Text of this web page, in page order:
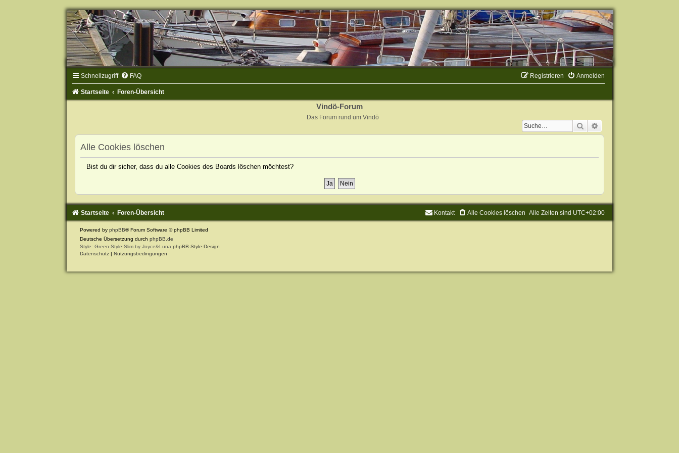
Schnellzugriff FAQ Anmelden
Registrieren
Startseite Foren-Übersicht
Vindö-Forum
Das Forum rund um Vindö
Suche
Alle Cookies löschen
Bist du dir sicher, dass du alle Cookies des Boards löschen möchtest?
Startseite Foren-Übersicht Alle Zeiten sind UTC+02:00
Alle Cookies löschen
Kontakt
Powered by phpBB® Forum Software © phpBB Limited
Deutsche Übersetzung durch phpBB.de
Style: Green-Style-Slim by Joyce&Luna phpBB-Style-Design
Datenschutz | Nutzungsbedingungen